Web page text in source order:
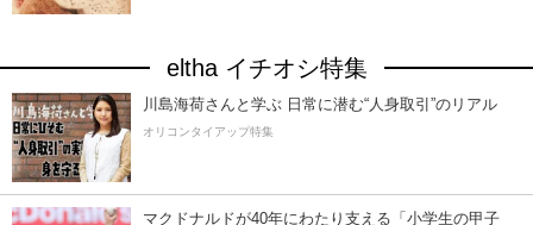
eltha イチオシ特集
川島海荷さんと学ぶ 日常に潜む“人身取引”のリアル
オリコンタイアップ特集
マクドナルドが40年にわたり支える「小学生の甲子